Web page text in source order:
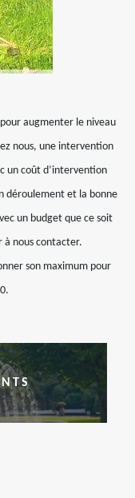
augmenter le niveau
nous, une intervention
un coût d’intervention
déroulement et la bonne
un budget que ce soit
à nous contacter.
son maximum pour